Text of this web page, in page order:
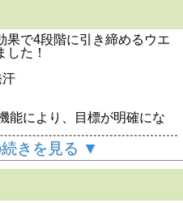
果で4段階に引き締めるウエ
した！
能により、目標が明確にな
もこの4ステップサウナベ
固定。サウナ効果によりた
断熱・保温。
きを見る ▼